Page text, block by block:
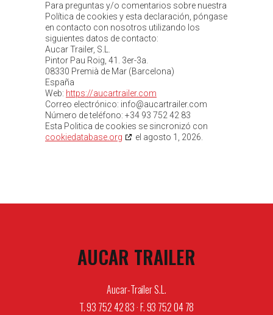
Para preguntas y/o comentarios sobre nuestra
Política de cookies y esta declaración, póngase
en contacto con nosotros utilizando los
siguientes datos de contacto:
Aucar Trailer, S.L.
Pintor Pau Roig, 41. 3er-3a.
08330 Premià de Mar (Barcelona)
España
Web: https://aucartrailer.com
Correo electrónico: info@aucartrailer.com
Número de teléfono: +34 93 752 42 83
Esta Politica de cookies se sincronizó con
cookiedatabase.org
el agosto 1, 2026.
AUCAR TRAILER
Aucar-Trailer S.L.
T. 93 752 42 83 · F. 93 752 04 78